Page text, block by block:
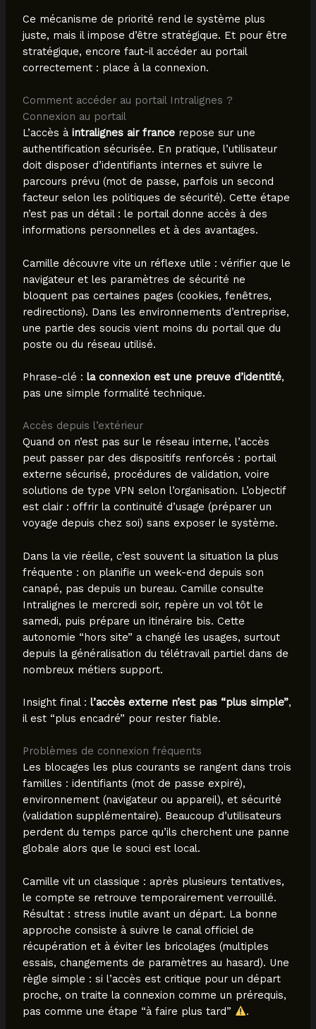
Ce mécanisme de priorité rend le système plus
juste, mais il impose d’être stratégique. Et pour être
stratégique, encore faut-il accéder au portail
correctement : place à la connexion.
Comment accéder au portail Intralignes ?
Connexion au portail
L’accès à intralignes air francerepose sur une
authentification sécurisée. En pratique, l’utilisateur
doit disposer d’identifiants internes et suivre le
parcours prévu (mot de passe, parfois un second
facteur selon les politiques de sécurité). Cette étape
n’est pas un détail : le portail donne accès à des
informations personnelles et à des avantages.
Camille découvre vite un réflexe utile : vérifier que le
navigateur et les paramètres de sécurité ne
bloquent pas certaines pages (cookies, fenêtres,
redirections). Dans les environnements d’entreprise,
une partie des soucis vient moins du portail que du
poste ou du réseau utilisé.
Phrase-clé : la connexion est une preuve d’identité,
pas une simple formalité technique.
Accès depuis l’extérieur
Quand on n’est pas sur le réseau interne, l’accès
peut passer par des dispositifs renforcés : portail
externe sécurisé, procédures de validation, voire
solutions de type VPN selon l’organisation. L’objectif
est clair : offrir la continuité d’usage (préparer un
voyage depuis chez soi) sans exposer le système.
Dans la vie réelle, c’est souvent la situation la plus
fréquente : on planifie un week-end depuis son
canapé, pas depuis un bureau. Camille consulte
Intralignes le mercredi soir, repère un vol tôt le
samedi, puis prépare un itinéraire bis. Cette
autonomie “hors site” a changé les usages, surtout
depuis la généralisation du télétravail partiel dans de
nombreux métiers support.
Insight final : l’accès externe n’est pas “plus simple”,
il est “plus encadré” pour rester fiable.
Problèmes de connexion fréquents
Les blocages les plus courants se rangent dans trois
familles : identifiants (mot de passe expiré),
environnement (navigateur ou appareil), et sécurité
(validation supplémentaire). Beaucoup d’utilisateurs
perdent du temps parce qu’ils cherchent une panne
globale alors que le souci est local.
Camille vit un classique : après plusieurs tentatives,
le compte se retrouve temporairement verrouillé.
Résultat : stress inutile avant un départ. La bonne
approche consiste à suivre le canal officiel de
récupération et à éviter les bricolages (multiples
essais, changements de paramètres au hasard). Une
règle simple : si l’accès est critique pour un départ
proche, on traite la connexion comme un prérequis,
pas comme une étape “à faire plus tard”
.